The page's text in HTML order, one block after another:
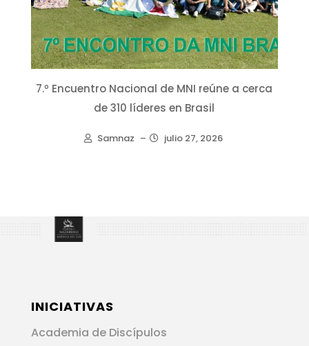
7.º Encuentro Nacional de MNI reúne a cerca
de 310 líderes en Brasil
Samnaz – julio 27, 2026
INICIATIVAS
Academia de Discípulos